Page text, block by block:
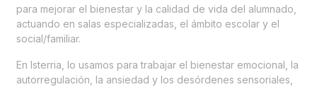
para mejorar el bienestar y la calidad de vida del alumnado,
actuando en salas especializadas, el ámbito escolar y el
social/familiar.
En Isterria, lo usamos para trabajar el bienestar emocional, la
autorregulación, la ansiedad y los desórdenes sensoriales,